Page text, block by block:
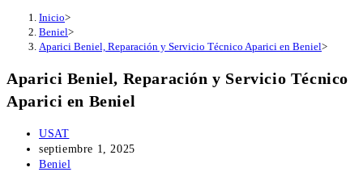
Inicio>
Beniel>
Aparici Beniel, Reparación y Servicio Técnico Aparici en Beniel>
Aparici Beniel, Reparación y Servicio Técnico
Aparici en Beniel
Autor
de
la
USAT
Publicación
de
septiembre 1, 2025
Categoría
Beniel